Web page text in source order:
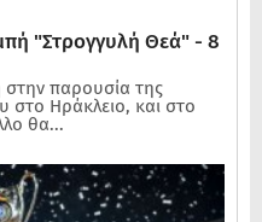
"Στρογγυλή Θεά" - 8
στην παρουσία της
στο Ηράκλειο, και στο
θα...